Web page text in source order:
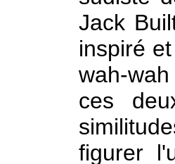
Jack
inspiré
wah-
ces
figurer